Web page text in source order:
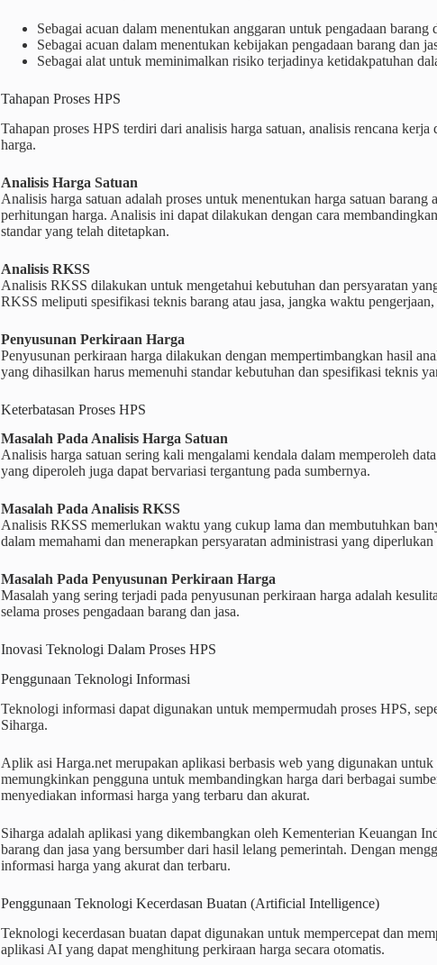
Sebagai acuan dalam menentukan anggaran untuk pengadaan barang
Sebagai acuan dalam menentukan kebijakan pengadaan barang dan
Sebagai alat untuk meminimalkan risiko terjadinya ketidakpatuhan
Tahapan Proses HPS
Tahapan proses HPS terdiri dari analisis harga satuan, analisis rencana
harga.
Analisis Harga Satuan
Analisis harga satuan adalah proses untuk menentukan harga satuan
perhitungan harga. Analisis ini dapat dilakukan dengan cara
standar yang telah ditetapkan.
Analisis RKSS
Analisis RKSS dilakukan untuk mengetahui kebutuhan dan persyaratan
RKSS meliputi spesifikasi teknis barang atau jasa, jangka waktu
Penyusunan Perkiraan Harga
Penyusunan perkiraan harga dilakukan dengan mempertimbangkan hasil
yang dihasilkan harus memenuhi standar kebutuhan dan spesifikasi teknis
Keterbatasan Proses HPS
Masalah Pada Analisis Harga Satuan
Analisis harga satuan sering kali mengalami kendala dalam memperoleh
yang diperoleh juga dapat bervariasi tergantung pada sumbernya.
Masalah Pada Analisis RKSS
Analisis RKSS memerlukan waktu yang cukup lama dan membutuhkan
dalam memahami dan menerapkan persyaratan administrasi yang
Masalah Pada Penyusunan Perkiraan Harga
Masalah yang sering terjadi pada penyusunan perkiraan harga adalah
selama proses pengadaan barang dan jasa.
Inovasi Teknologi Dalam Proses HPS
Penggunaan Teknologi Informasi
Teknologi informasi dapat digunakan untuk mempermudah proses HPS,
Siharga.
Aplik asi Harga.net merupakan aplikasi berbasis web yang digunakan
memungkinkan pengguna untuk membandingkan harga dari berbagai
menyediakan informasi harga yang terbaru dan akurat.
Siharga adalah aplikasi yang dikembangkan oleh Kementerian Keuangan
barang dan jasa yang bersumber dari hasil lelang pemerintah. Dengan
informasi harga yang akurat dan terbaru.
Penggunaan Teknologi Kecerdasan Buatan (Artificial Intelligence)
Teknologi kecerdasan buatan dapat digunakan untuk mempercepat dan
aplikasi AI yang dapat menghitung perkiraan harga secara otomatis.